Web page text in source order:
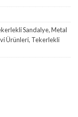
Sandalye,Metal
Ürünleri, Tekerlekli